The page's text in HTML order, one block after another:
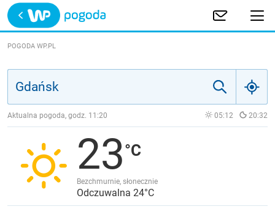
Trwa ładowanie
POLSKA
JAKOŚĆ POWIETRZA
POGODA WP.PL
Aktualna pogoda, godz. 11:20 05:12 20:32
23
Bezchmurnie, słonecznie
Odczuwalna 24°C